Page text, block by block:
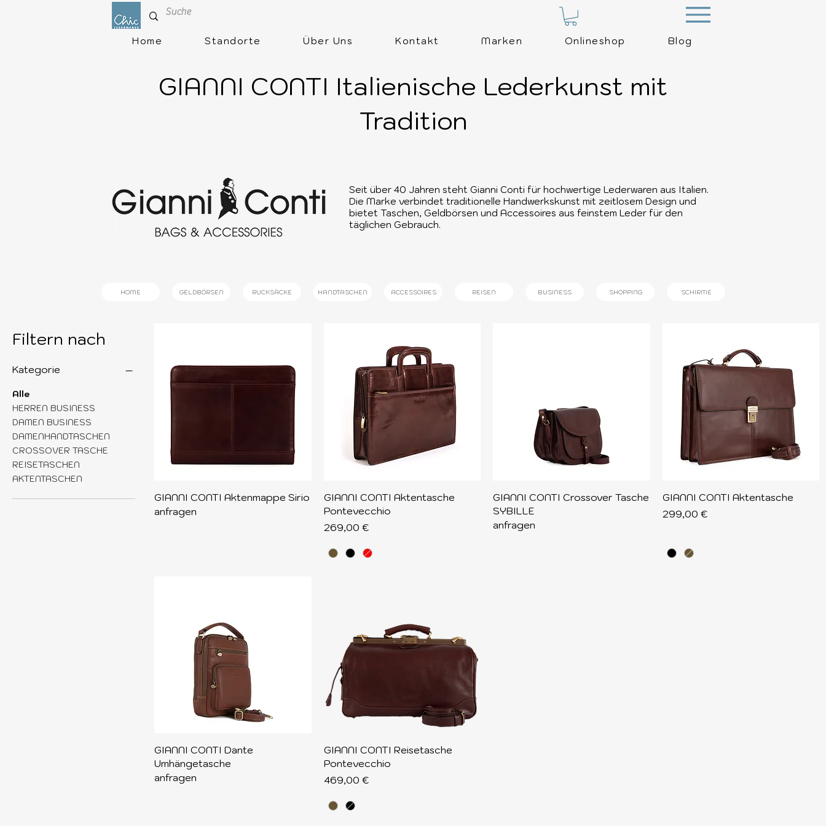
Menu
Home Standorte Über Uns Kontakt Marken Onlineshop Blog
GIANNI CONTI Italienische Lederkunst mit
Tradition
Seit über 40 Jahren steht Gianni Conti für hochwertige Lederwaren aus Italien.
Die Marke verbindet traditionelle Handwerkskunst mit zeitlosem Design und
bietet Taschen, Geldbörsen und Accessoires aus feinstem Leder für den
täglichen Gebrauch.
HOME GELDBÖRSEN RUCKSÄCKE HANDTASCHEN ACCESSOIRES REISEN BUSINESS SHOPPING SCHIRME
Filtern nach
Kategorie
Alle
HERREN BUSINESS
DAMEN BUSINESS
DAMENHANDTASCHEN
CROSSOVER TASCHE
REISETASCHEN
AKTENTASCHEN
Schnellansicht
GIANNI CONTI Aktenmappe Sirio
anfragen
Schnellansicht
GIANNI CONTI Aktentasche
Pontevecchio
Preis
269,00 €
Schnellansicht
GIANNI CONTI Crossover Tasche
SYBILLE
anfragen
Schnellansicht
GIANNI CONTI Aktentasche
Preis
299,00 €
Schnellansicht
GIANNI CONTI Dante
Umhängetasche
anfragen
Schnellansicht
GIANNI CONTI Reisetasche
Pontevecchio
Preis
469,00 €